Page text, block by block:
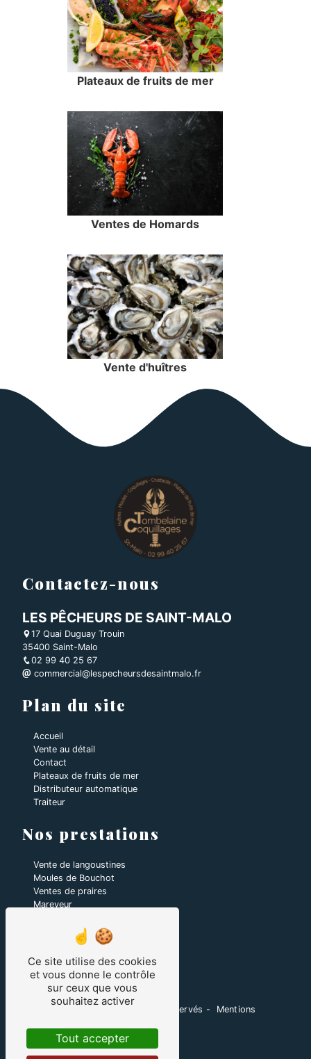
Plateaux de fruits de mer
Ventes de Homards
Vente d'huîtres
Contactez-nous
LES PÊCHEURS DE SAINT-MALO
17 Quai Duguay Trouin
35400 Saint-Malo
02 99 40 25 67
commercial@lespecheursdesaintmalo.fr
Plan du site
Accueil
Vente au détail
Contact
Plateaux de fruits de mer
Distributeur automatique
Traiteur
Nos prestations
Vente de langoustines
Moules de Bouchot
Ventes de praires
Mareyeur
Plateaux de fruits de mer
Ventes de Homards
Vente d'huîtres
Ventes de coquillages et crustacés
- 2026 - Tous droits réservés -
Mentions
Ce site utilise des cookies
et vous donne le contrôle
sur ceux que vous
souhaitez activer
Tout accepter